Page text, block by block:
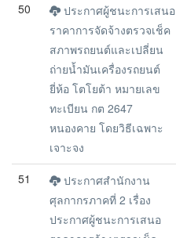
50
ประกาศผู้ชนะการเสนอ
ราคาการจัดจ้างตรวจเช็ค
สภาพรถยนต์และเปลี่ยน
ถ่ายน้ำมันเครื่องรถยนต์
ยี่ห้อ โตโยต้า หมายเลข
ทะเบียน กต 2647
หนองคาย โดยวิธีเฉพาะ
เจาะจง
51
ประกาศสำนักงาน
ศุลกากรภาคที่ 2 เรื่อง
ประกาศผู้ชนะการเสนอ